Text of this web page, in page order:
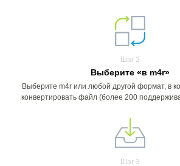
Шаг 2
Выберите «в m4r»
Выберите m4r или любой другой формат, в
конвертировать файл (более 200
Шаг 3